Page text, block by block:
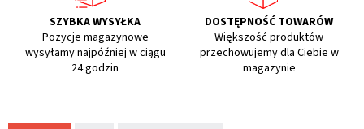
SZYBKA WYSYŁKA
Pozycje magazynowe
wysyłamy najpóźniej w ciągu
24 godzin
DOSTĘPNOŚĆ TOWARÓW
Większość produktów
przechowujemy dla Ciebie w
magazynie